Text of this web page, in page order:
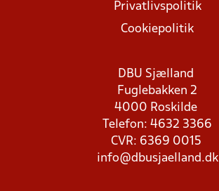
Privatlivspolitik
Cookiepolitik
DBU Sjælland
Fuglebakken 2
4000 Roskilde
Telefon: 4632 3366
CVR: 6369 0015
info@dbusjaelland.dk